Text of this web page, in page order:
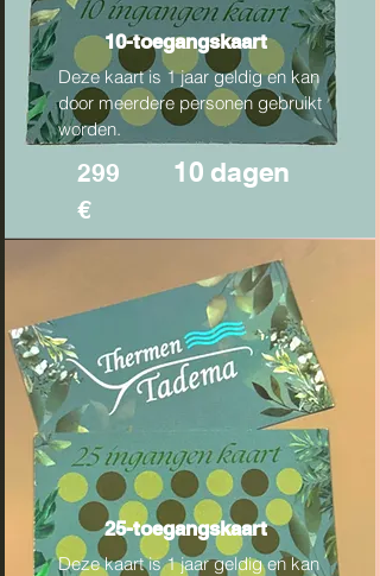
10-toegangskaart
Deze kaart is 1 jaar geldig en kan
door meerdere personen gebruikt
worden.
299
€
10 dagen
25-toegangskaart
Deze kaart is 1 jaar geldig en kan